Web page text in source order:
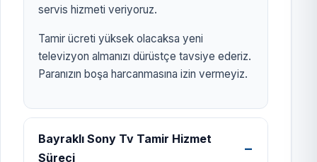
servis hizmeti veriyoruz.
Tamir ücreti yüksek olacaksa yeni
televizyon almanızı dürüstçe tavsiye ederiz.
Paranızın boşa harcanmasına izin vermeyiz.
Bayraklı Sony Tv Tamir Hizmet
Süreci